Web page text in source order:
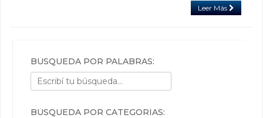
Leer Más
BÚSQUEDA POR PALABRAS:
BÚSQUEDA POR CATEGORÍAS: